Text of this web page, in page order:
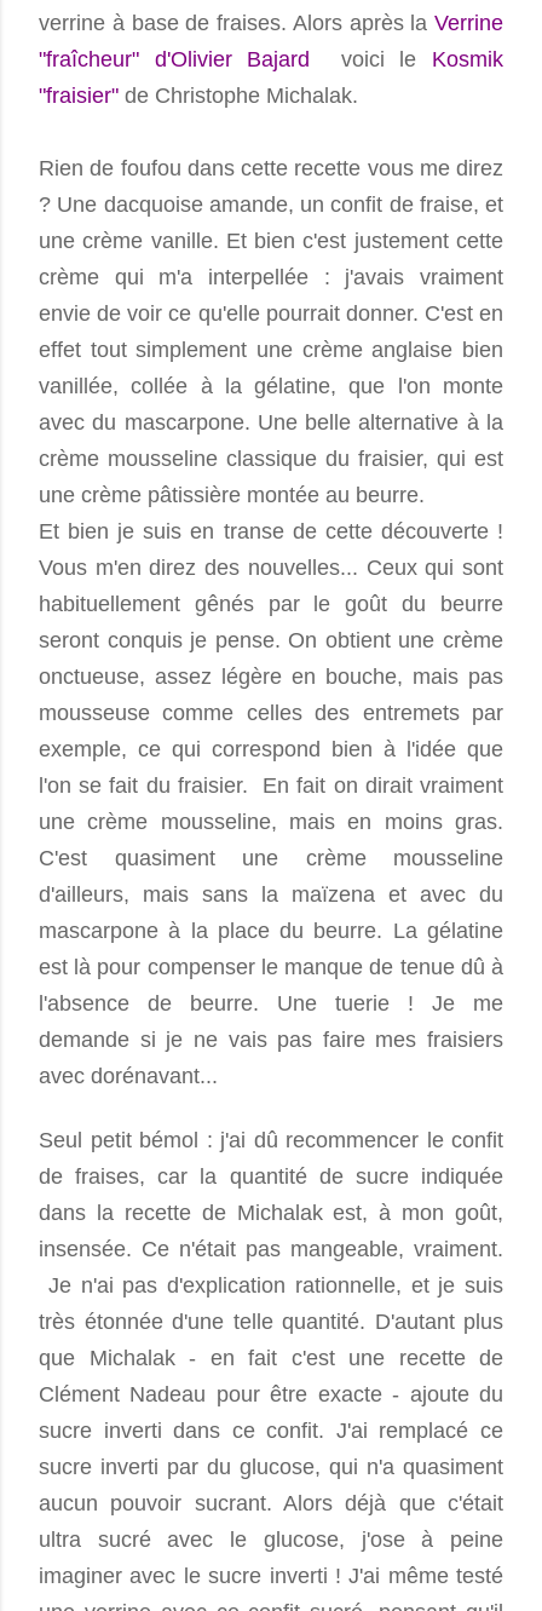
verrine à base de fraises. Alors après la Verrine
"fraîcheur" d'Olivier Bajard
voici le Kosmik
"fraisier" de Christophe Michalak.
Rien de foufou dans cette recette vous me direz
? Une dacquoise amande, un confit de fraise, et
une crème vanille. Et bien c'est justement cette
crème qui m'a interpellée : j'avais vraiment
envie de voir ce qu'elle pourrait donner. C'est en
effet tout simplement une crème anglaise bien
vanillée, collée à la gélatine, que l'on monte
avec du mascarpone. Une belle alternative à la
crème mousseline classique du fraisier, qui est
une crème pâtissière montée au beurre.
Et bien je suis en transe de cette découverte !
Vous m'en direz des nouvelles... Ceux qui sont
habituellement gênés par le goût du beurre
seront conquis je pense. On obtient une crème
onctueuse, assez légère en bouche, mais pas
mousseuse comme celles des entremets par
exemple, ce qui correspond bien à l'idée que
l'on se fait du fraisier. En fait on dirait vraiment
une crème mousseline, mais en moins gras.
C'est quasiment une crème mousseline
d'ailleurs, mais sans la maïzena et avec du
mascarpone à la place du beurre. La gélatine
est là pour compenser le manque de tenue dû à
l'absence de beurre. Une tuerie ! Je me
demande si je ne vais pas faire mes fraisiers
avec dorénavant...
Seul petit bémol : j'ai dû recommencer le confit
de fraises, car la quantité de sucre indiquée
dans la recette de Michalak est, à mon goût,
insensée. Ce n'était pas mangeable, vraiment.
Je n'ai pas d'explication rationnelle, et je suis
très étonnée d'une telle quantité. D'autant plus
que Michalak - en fait c'est une recette de
Clément Nadeau pour être exacte - ajoute du
sucre inverti dans ce confit. J'ai remplacé ce
sucre inverti par du glucose, qui n'a quasiment
aucun pouvoir sucrant. Alors déjà que c'était
ultra sucré avec le glucose, j'ose à peine
imaginer avec le sucre inverti ! J'ai même testé